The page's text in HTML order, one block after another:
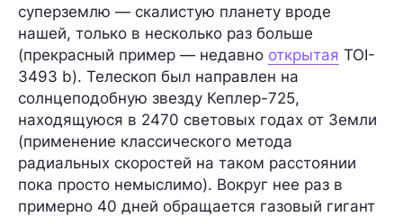
суперземлю — скалистую планету вроде
нашей, только в несколько раз больше
(прекрасный пример — недавно открытая TOI-
3493 b). Телескоп был направлен на
солнцеподобную звезду Кеплер-725,
находящуюся в 2470 световых годах от Земли
(применение классического метода
радиальных скоростей на таком расстоянии
пока просто немыслимо). Вокруг нее раз в
примерно 40 дней обращается газовый гигант